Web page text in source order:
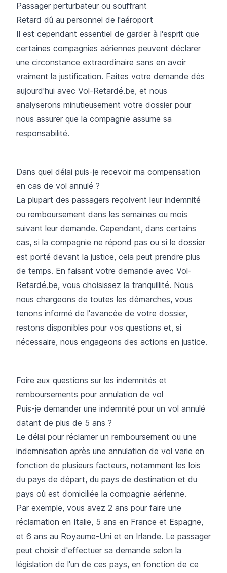
Passager perturbateur ou souffrant
Retard dû au personnel de l'aéroport
Il est cependant essentiel de garder à l'esprit que
certaines compagnies aériennes peuvent déclarer
une circonstance extraordinaire sans en avoir
vraiment la justification. Faites votre demande dès
aujourd'hui avec Vol-Retardé.be, et nous
analyserons minutieusement votre dossier pour
nous assurer que la compagnie assume sa
responsabilité.
Dans quel délai puis-je recevoir ma compensation
en cas de vol annulé ?
La plupart des passagers reçoivent leur indemnité
ou remboursement dans les semaines ou mois
suivant leur demande. Cependant, dans certains
cas, si la compagnie ne répond pas ou si le dossier
est porté devant la justice, cela peut prendre plus
de temps. En faisant votre demande avec Vol-
Retardé.be, vous choisissez la tranquillité. Nous
nous chargeons de toutes les démarches, vous
tenons informé de l'avancée de votre dossier,
restons disponibles pour vos questions et, si
nécessaire, nous engageons des actions en justice.
Foire aux questions sur les indemnités et
remboursements pour annulation de vol
Puis-je demander une indemnité pour un vol annulé
datant de plus de 5 ans ?
Le délai pour réclamer un remboursement ou une
indemnisation après une annulation de vol varie en
fonction de plusieurs facteurs, notamment les lois
du pays de départ, du pays de destination et du
pays où est domiciliée la compagnie aérienne.
Par exemple, vous avez 2 ans pour faire une
réclamation en Italie, 5 ans en France et Espagne,
et 6 ans au Royaume-Uni et en Irlande. Le passager
peut choisir d'effectuer sa demande selon la
législation de l'un de ces pays, en fonction de ce